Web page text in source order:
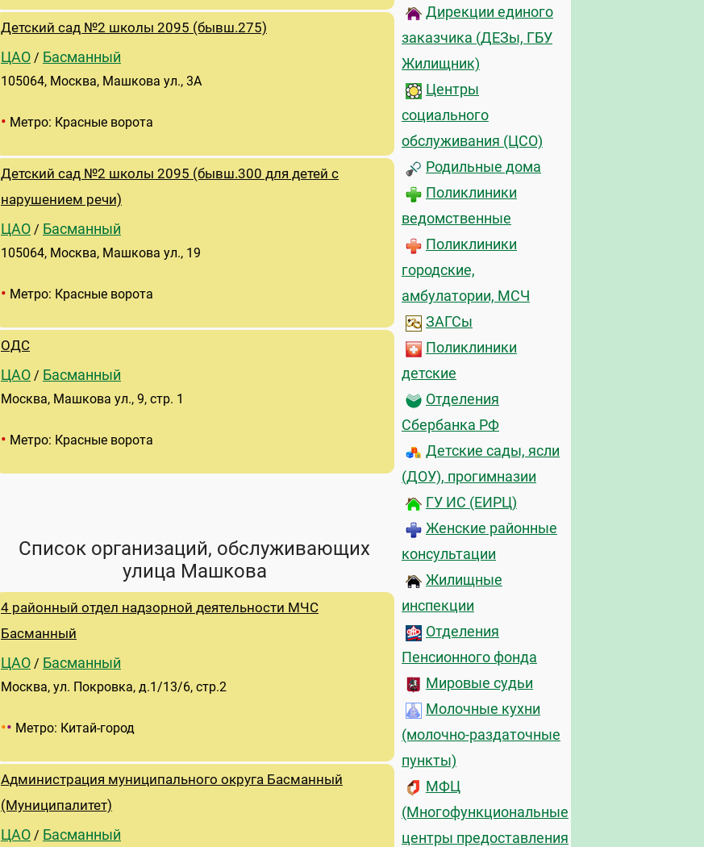
Детский сад №2 школы 2095 (бывш.275)
ЦАО / Басманный
105064, Москва, Машкова ул., 3А
• Метро: Красные ворота
Детский сад №2 школы 2095 (бывш.300 для детей с
нарушением речи)
ЦАО / Басманный
105064, Москва, Машкова ул., 19
• Метро: Красные ворота
ОДС
ЦАО / Басманный
Москва, Машкова ул., 9, стр. 1
• Метро: Красные ворота
Список организаций, обслуживающих
улица Машкова
4 районный отдел надзорной деятельности МЧС
Басманный
ЦАО / Басманный
Москва, ул. Покровка, д.1/13/6, стр.2
•• Метро: Китай-город
Администрация муниципального округа Басманный
(Муниципалитет)
ЦАО / Басманный
Дирекции единого
заказчика (ДЕЗы, ГБУ
Жилищник)
Центры
социального
обслуживания (ЦСО)
Родильные дома
Поликлиники
ведомственные
Поликлиники
городские,
амбулатории, МСЧ
ЗАГСы
Поликлиники
детские
Отделения
Сбербанка РФ
Детские сады, ясли
(ДОУ), прогимназии
ГУ ИС (ЕИРЦ)
Женские районные
консультации
Жилищные
инспекции
Отделения
Пенсионного фонда
Мировые судьи
Молочные кухни
(молочно-раздаточные
пункты)
МФЦ
(Многофункциональные
центры предоставления